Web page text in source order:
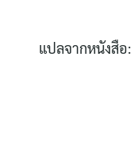
แปลจากหนังสือ: